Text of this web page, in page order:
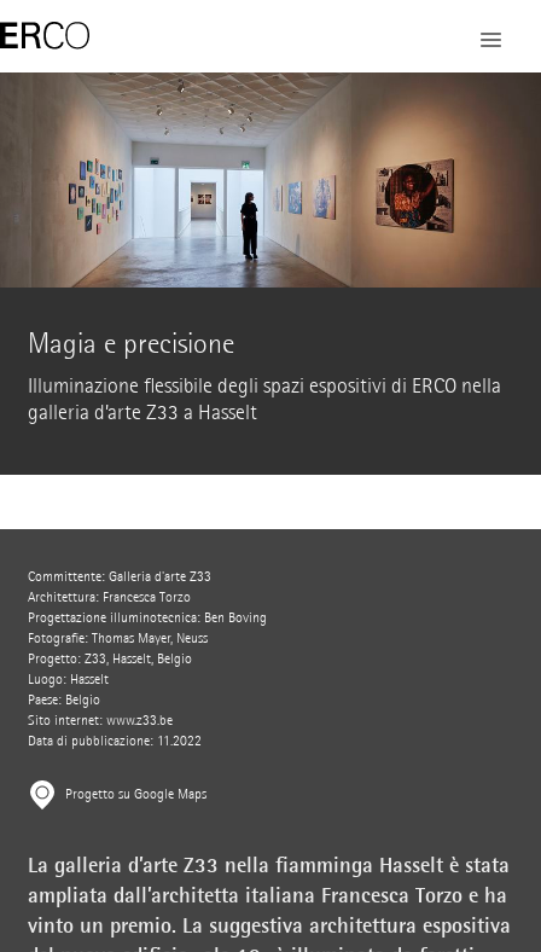
Magia e precisione
Illuminazione flessibile degli spazi espositivi di ERCO nella
galleria d’arte Z33 a Hasselt
Committente: Galleria d'arte Z33
Architettura: Francesca Torzo
Progettazione illuminotecnica: Ben Boving
Fotografie: Thomas Mayer, Neuss
Progetto: Z33, Hasselt, Belgio
Luogo: Hasselt
Paese: Belgio
Sito internet: www.z33.be
Data di pubblicazione: 11.2022
Progetto su Google Maps
La galleria d’arte Z33 nella fiamminga Hasselt è stata
ampliata dall’architetta italiana Francesca Torzo e ha
vinto un premio. La suggestiva architettura espositiva